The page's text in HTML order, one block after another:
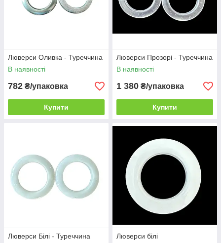
Люверси Оливка - Туреччина
В наявності
782 ₴/упаковка
Купити
Люверси Прозорі - Туреччина
В наявності
1 380 ₴/упаковка
Купити
Люверси Білі - Туреччина
Люверси білі